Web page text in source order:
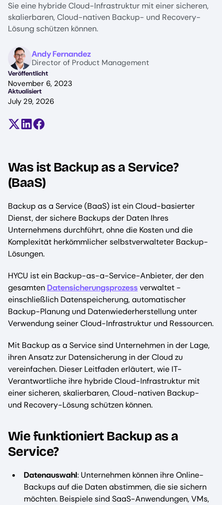
Sie eine hybride Cloud-Infrastruktur mit einer sicheren,
skalierbaren, Cloud-nativen Backup- und Recovery-
Lösung schützen können.
Image Andy Fernandez
Director of Product Management
Veröffentlicht
November 6, 2023
Aktualisiert
July 29, 2026
Teilen auf X (früher Twitter)
Auf LinkedIn teilen
Auf Facebook teilen
Was ist Backup as a Service?
(BaaS)
Backup as a Service (BaaS) ist ein Cloud-basierter
Dienst, der sichere Backups der Daten Ihres
Unternehmens durchführt, ohne die Kosten und die
Komplexität herkömmlicher selbstverwalteter Backup-
Lösungen.
HYCU ist ein Backup-as-a-Service-Anbieter, der den
gesamtenDatensicherungsprozessverwaltet -
einschließlich Datenspeicherung, automatischer
Backup-Planung und Datenwiederherstellung unter
Verwendung seiner Cloud-Infrastruktur und Ressourcen.
Mit Backup as a Service sind Unternehmen in der Lage,
ihren Ansatz zur Datensicherung in der Cloud zu
vereinfachen. Dieser Leitfaden erläutert, wie IT-
Verantwortliche ihre hybride Cloud-Infrastruktur mit
einer sicheren, skalierbaren, Cloud-nativen Backup-
und Recovery-Lösung schützen können.
Wie funktioniert Backup as a
Service?
Datenauswahl: Unternehmen können ihre Online-
Backups auf die Daten abstimmen, die sie sichern
möchten. Beispiele sind SaaS-Anwendungen, VMs,